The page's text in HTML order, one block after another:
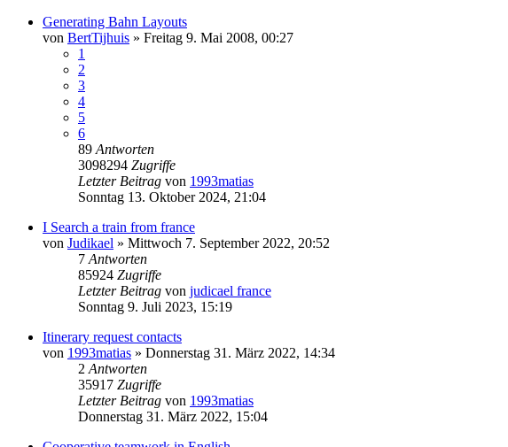
Generating Bahn Layouts
von BertTijhuis » Freitag 9. Mai 2008, 00:27
1
2
3
4
5
6
89 Antworten
3098294 Zugriffe
Letzter Beitrag von 1993matias
Sonntag 13. Oktober 2024, 21:04
I Search a train from france
von Judikael » Mittwoch 7. September 2022, 20:52
7 Antworten
85924 Zugriffe
Letzter Beitrag von judicael france
Sonntag 9. Juli 2023, 15:19
Itinerary request contacts
von 1993matias » Donnerstag 31. März 2022, 14:34
2 Antworten
35917 Zugriffe
Letzter Beitrag von 1993matias
Donnerstag 31. März 2022, 15:04